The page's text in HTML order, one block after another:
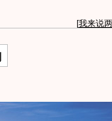
[我来说